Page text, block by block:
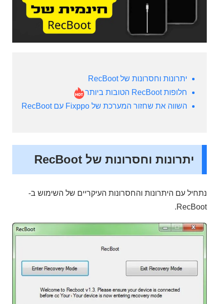
יתרונות וחסרונות של RecBoot
חלופות RecBoot הטובות ביותר
השווה את שחזור המערכת של Fixppo עם RecBoot
יתרונות וחסרונות של RecBoot
נתחיל עם היתרונות והחסרונות העיקריים של השימוש ב-
RecBoot.